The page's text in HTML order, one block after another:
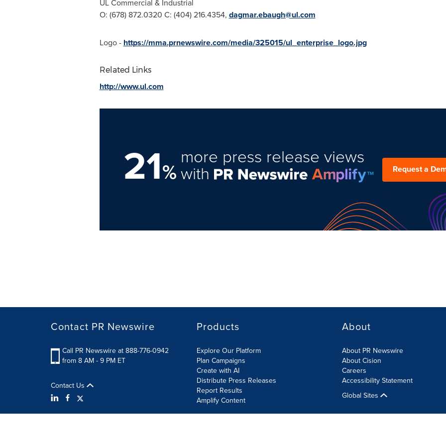
UL Commercial & Industrial
O: (678) 872.0320 C: (404) 216.4354, dagmar.ebaugh@ul.com
Logo - https://mma.prnewswire.com/media/325015/ul_enterprise_logo.jpg
Related Links
http://www.ul.com
21%
more press release views
with Request a
Contact PR Newswire
Call PR Newswire at 888-776-0942
from 8 AM - 9 PM ET
Contact Us
Products
Explore Our Platform
Plan Campaigns
Create with AI
Distribute Press Releases
Report Results
Amplify Content
About
About PR Newswire
About Cision
Careers
Accessibility Statement
Global Sites